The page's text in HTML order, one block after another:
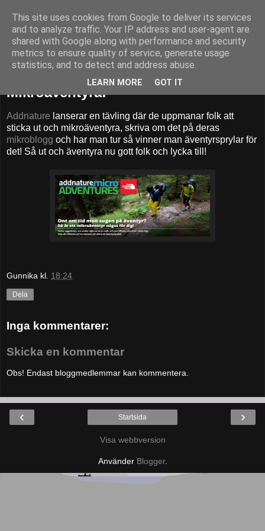
52adventures
Mikroäventyra!
Addnature lanserar en tävling där de uppmanar folk att
sticka ut och mikroäventyra, skriva om det på deras
mikroblogg och har man tur så vinner man äventyrsprylar för
det! Så ut och äventyra nu gott folk och lycka till!
Gunnika kl. 18:24
Dela
Inga kommentarer:
Skicka en kommentar
Obs! Endast bloggmedlemmar kan kommentera.
‹ ›
Startsida
Visa webbversion
Använder Blogger.
This site uses cookies from Google to deliver its services
and to analyze traffic. Your IP address and user-agent are
shared with Google along with performance and security
metrics to ensure quality of service, generate usage
statistics, and to detect and address abuse.
LEARN MORE GOT IT